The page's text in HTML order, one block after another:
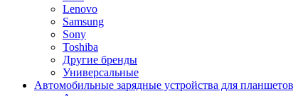
Lenovo
Samsung
Sony
Toshiba
Другие бренды
Универсальные
Автомобильные зарядные устройства для планшетов